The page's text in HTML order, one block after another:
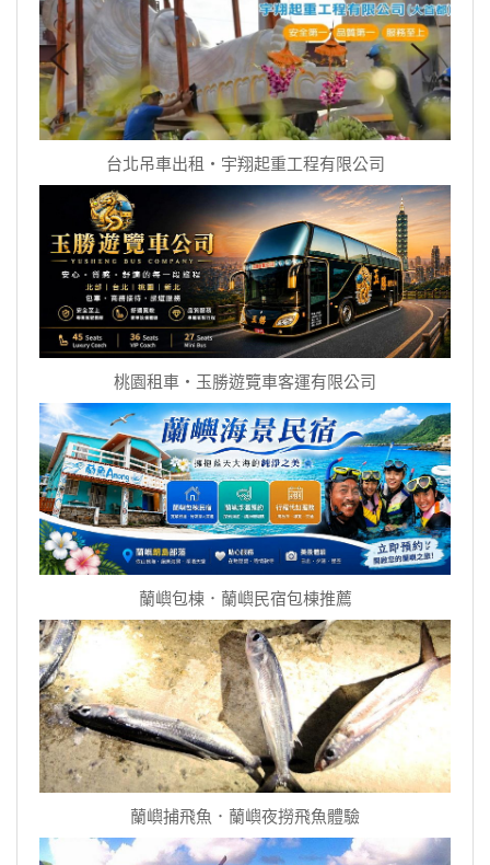
台北吊車出租‧宇翔起重工程有限公司
桃園租車‧玉勝遊覽車客運有限公司
蘭嶼包棟．蘭嶼民宿包棟推薦
蘭嶼捕飛魚．蘭嶼夜撈飛魚體驗